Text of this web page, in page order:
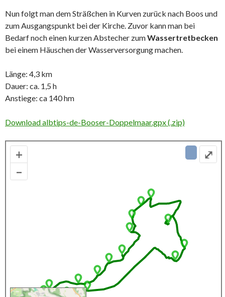
Nun folgt man dem Sträßchen in Kurven zurück nach Boos und
zum Ausgangspunkt bei der Kirche. Zuvor kann man bei
Bedarf noch einen kurzen Abstecher zumWassertretbecken
bei einem Häuschen der Wasserversorgung machen.
Länge: 4,3 km
Dauer: ca. 1,5 h
Anstiege: ca 140 hm
Download albtips-de-Booser-Doppelmaar.gpx (.zip)
+
–
⤢